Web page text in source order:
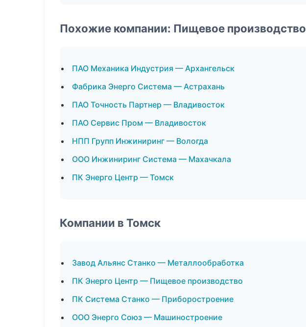
Похожие компании: Пищевое производство
ПАО Механика Индустрия — Архангельск
Фабрика Энерго Система — Астрахань
ПАО Точность Партнер — Владивосток
ПАО Сервис Пром — Владивосток
НПП Групп Инжиниринг — Вологда
ООО Инжиниринг Система — Махачкала
ПК Энерго Центр — Томск
Компании в Томск
Завод Альянс Станко — Металлообработка
ПК Энерго Центр — Пищевое производство
ПК Система Станко — Приборостроение
ООО Энерго Союз — Машиностроение